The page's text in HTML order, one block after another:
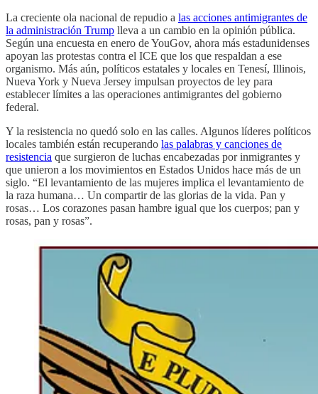
La creciente ola nacional de repudio a las acciones antimigrantes de
la administración Trump lleva a un cambio en la opinión pública.
Según una encuesta en enero de YouGov, ahora más estadunidenses
apoyan las protestas contra el ICE que los que respaldan a ese
organismo. Más aún, políticos estatales y locales en Tenesí, Illinois,
Nueva York y Nueva Jersey impulsan proyectos de ley para
establecer límites a las operaciones antimigrantes del gobierno
federal.
Y la resistencia no quedó solo en las calles. Algunos líderes políticos
locales también están recuperando las palabras y canciones de
resistencia que surgieron de luchas encabezadas por inmigrantes y
que unieron a los movimientos en Estados Unidos hace más de un
siglo. “El levantamiento de las mujeres implica el levantamiento de
la raza humana… Un compartir de las glorias de la vida. Pan y
rosas… Los corazones pasan hambre igual que los cuerpos; pan y
rosas, pan y rosas”.